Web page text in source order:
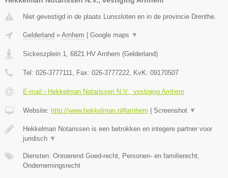
Niet gevestigd in de plaats Lunssloten en in de provincie Drenthe.
Gelderland » Arnhem Google maps ▼
Sickeszplein 1 6821 HV Arnhem (Gelderland)
Tel: 026-3777111 , Fax: 026-3777222 , KvK: 09170507
E-mail › Hekkelman Notarissen N.V., vestiging Arnhem
Website: http://www.hekkelman.nl#arnhem Screenshot ▼
Hekkelman Notarissen is een betrokken en integere partner voor
juridisch ▼
Diensten: Onroerend Goed-recht, Personen- en familierecht,
Ondernemingsrecht